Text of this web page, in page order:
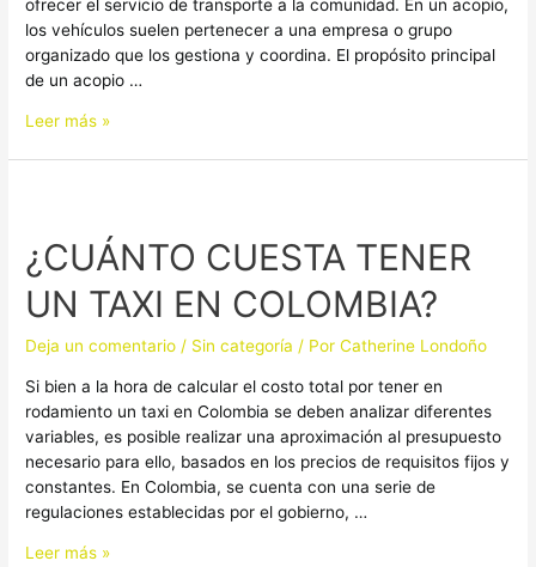
ofrecer el servicio de transporte a la comunidad. En un acopio,
los vehículos suelen pertenecer a una empresa o grupo
organizado que los gestiona y coordina. El propósito principal
de un acopio …
Leer más »
¿CUÁNTO CUESTA TENER
UN TAXI EN COLOMBIA?
Deja un comentario / Sin categoría / PorCatherine Londoño
Si bien a la hora de calcular el costo total por tener en
rodamiento un taxi en Colombia se deben analizar diferentes
variables, es posible realizar una aproximación al presupuesto
necesario para ello, basados en los precios de requisitos fijos y
constantes. En Colombia, se cuenta con una serie de
regulaciones establecidas por el gobierno, …
TENER
UN
TAXI
EN
COLOMBIA?
Leer más »